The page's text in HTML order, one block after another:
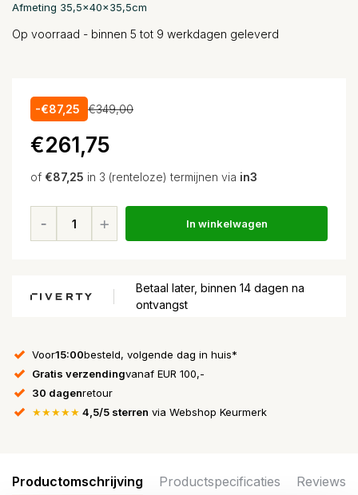
Afmeting 35,5x40x35,5cm
Op voorraad - binnen 5 tot 9 werkdagen geleverd
-€87,25 €349,00
€261,75
of €87,25 in 3 (renteloze) termijnen via in3
In winkelwagen
Betaal later, binnen 14 dagen na
ontvangst
Voor15:00besteld, volgende dag in huis*
Gratis verzendingvanaf EUR 100,-
30 dagenretour
★★★★★ 4,5/5 sterren via Webshop Keurmerk
Productomschrijving Productspecificaties Reviews